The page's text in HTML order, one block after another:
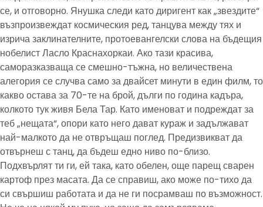
се, и отговорно. Янушка следи като диригент как „звездите“
възпроизвеждат космическия ред, танцува между тях и
изрича заклинателните, протоевангелски слова на бъдещия
нобелист Ласло Краснахоркаи. Ако тази красива,
саморазказваща се смешно-тъжна, но величествена
алегория се случва само за двайсет минути в един филм, то
какво остава за 70-те на брой, дълги по година кадъра,
колкото тук живя Бела Тар. Като именоват и подреждат за
теб „нещата“, опори като него дават кураж и задължават
най-малкото да не отвръщаш поглед. Предизвикват да
отвърнеш с танц, да бъдеш едно ниво по-близо.
Подхвърлят ти ги, ей така, като обелен, още парещ сварен
картоф през масата. Да се справиш, ако може по-тихо да
си свършиш работата и да не ги посрамваш по възможност.